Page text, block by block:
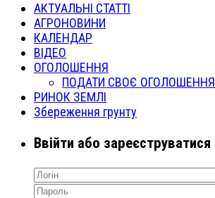
АКТУАЛЬНІ СТАТТІ
АГРОНОВИНИ
КАЛЕНДАР
ВІДЕО
ОГОЛОШЕННЯ
ПОДАТИ СВОЄ ОГОЛОШЕННЯ
РИНОК ЗЕМЛІ
Збереження грунту
Ввійти або зареєструватися